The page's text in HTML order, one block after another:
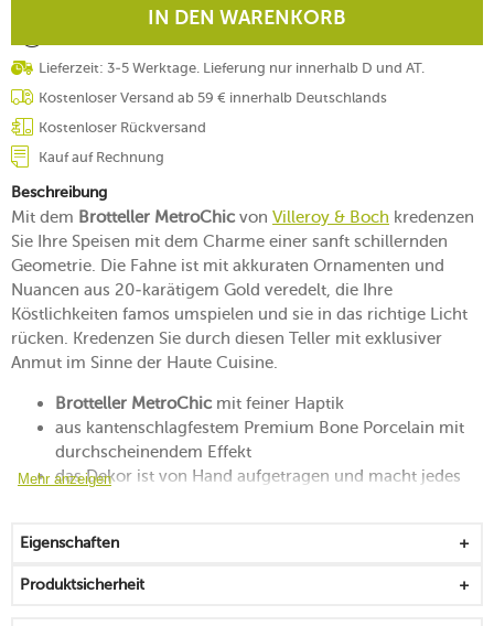
IN DEN WARENKORB
Lieferzeit: 3-5 Werktage. Lieferung nur innerhalb D und AT.
Kostenloser Versand ab 59 € innerhalb Deutschlands
Kostenloser Rückversand
Kauf auf Rechnung
Beschreibung
Mit dem Brotteller MetroChicvon Villeroy & Boch kredenzen
Sie Ihre Speisen mit dem Charme einer sanft schillernden
Geometrie. Die Fahne ist mit akkuraten Ornamenten und
Nuancen aus 20-karätigem Gold veredelt, die Ihre
Köstlichkeiten famos umspielen und sie in das richtige Licht
rücken. Kredenzen Sie durch diesen Teller mit exklusiver
Anmut im Sinne der Haute Cuisine.
Brotteller MetroChicmit feiner Haptik
aus kantenschlagfestem Premium Bone Porcelain mit
durchscheinendem Effekt
das Dekor ist von Hand aufgetragen und macht jedes
und brilliert dadurch länger
zum Schaffen visueller Effekte auf der Tafel
Mehr anzeigen
Eigenschaften
Produktsicherheit